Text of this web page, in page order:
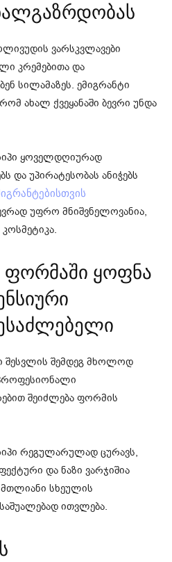
ვარსკვლავები
კრემებითა და
სილამაზეს. ემიგრანტი
ახალ ქვეყანაში ბევრი უნდა
ყოველდღიურად
და უპირატესობას ანიჭებს
უფრო მნიშვნელოვანია,
ფორმაში ყოფნა
შესვლის შემდეგ მხოლოდ
შეიძლება ფორმის
რეგულარულად ცურავს,
და ნაზი ვარჯიშია
მთლიანი სხეულის
ითვლება.